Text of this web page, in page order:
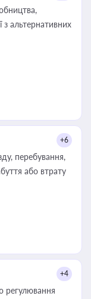
з альтернативних
+6
перебування,
або втрату
+4
регулювання